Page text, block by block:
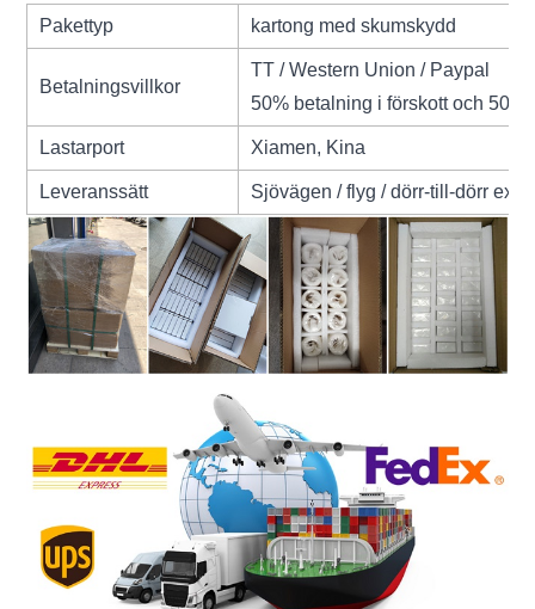
Pakettyp kartong med skumskydd
Betalningsvillkor
TT / Western Union / Paypal
50% betalning i förskott och 50%
Lastarport Xiamen, Kina
Leveranssätt Sjövägen / flyg / dörr-till-dörr